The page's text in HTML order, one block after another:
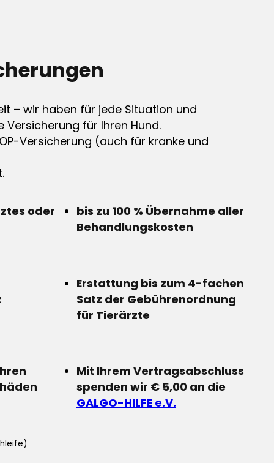
– wir haben für jede Situation und
Versicherung für Ihren Hund.
Versicherung (auch für kranke und
oder
bis zu 100 % Übernahme aller
Behandlungskosten
Erstattung bis zum 4-fachen
Satz der Gebührenordnung
für Tierärzte
Mit Ihrem Vertragsabschluss
spenden wir € 5,00 an die
GALGO-HILFE e.V.